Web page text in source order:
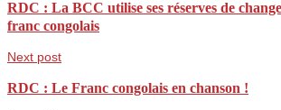
RDC : La BCC utilise ses réserves de
franc congolais
Next post
RDC : Le Franc congolais en chanson !